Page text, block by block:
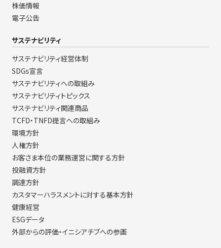
株価情報
電子公告
サステナビリティ
サステナビリティ経営体制
SDGs宣言
サステナビリティへの取組み
サステナビリティトピックス
サステナビリティ関連商品
TCFD・TNFD提言への取組み
環境方針
人権方針
お客さま本位の業務運営に関する方針
投融資方針
調達方針
カスタマーハラスメントに対する基本方針
健康経営
ESGデータ
外部からの評価・イニシアチブへの参画